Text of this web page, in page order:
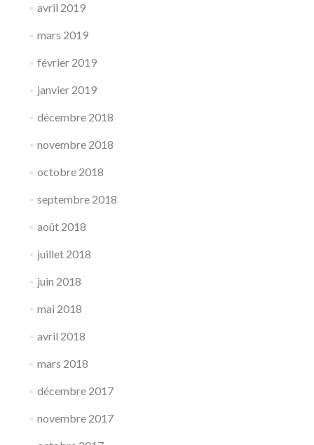
avril 2019
mars 2019
février 2019
janvier 2019
décembre 2018
novembre 2018
octobre 2018
septembre 2018
août 2018
juillet 2018
juin 2018
mai 2018
avril 2018
mars 2018
décembre 2017
novembre 2017